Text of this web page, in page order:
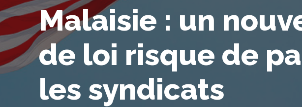
Malaisie : un
de loi risque de
les syndicats